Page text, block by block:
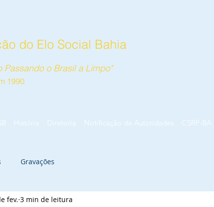
do Elo Social Bahia
Passando o Brasil a Limpo"
1990
História Diretoria Notificação de Autoridades CSRP-BA
Gravações
fev. 3 min de leitura